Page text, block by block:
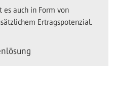
es auch in Form von
Ertragspotenzial.